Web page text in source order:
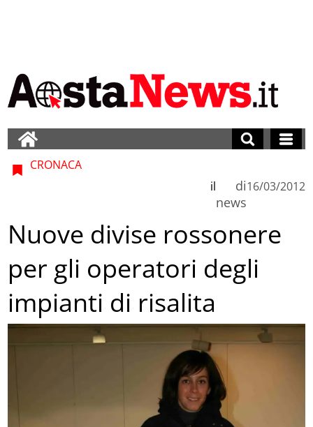
CRONACA
di
news
il 16/03/2012
Nuove divise rossonere
per gli operatori degli
impianti di risalita